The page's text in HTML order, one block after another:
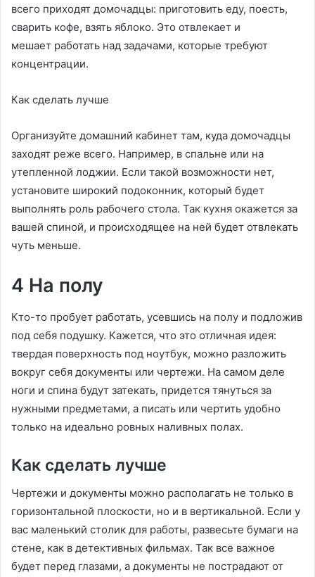
всего приходят домочадцы: приготовить еду, поесть,
сварить кофе, взять яблоко. Это отвлекает и
мешает работать над задачами, которые требуют
концентрации.
Как сделать лучше
Организуйте домашний кабинет там, куда домочадцы
заходят реже всего. Например, в спальне или на
утепленной лоджии. Если такой возможности нет,
установите широкий подоконник, который будет
выполнять роль рабочего стола. Так кухня окажется за
вашей спиной, и происходящее на ней будет отвлекать
чуть меньше.
4 На полу
Кто-то пробует работать, усевшись на полу и подложив
под себя подушку. Кажется, что это отличная идея:
твердая поверхность под ноутбук, можно разложить
вокруг себя документы или чертежи. На самом деле
ноги и спина будут затекать, придется тянуться за
нужными предметами, а писать или чертить удобно
только на идеально ровных наливных полах.
Как сделать лучше
Чертежи и документы можно располагать не только в
горизонтальной плоскости, но и в вертикальной. Если у
вас маленький столик для работы, развесьте бумаги на
стене, как в детективных фильмах. Так все важное
будет перед глазами, а документы не пострадают от